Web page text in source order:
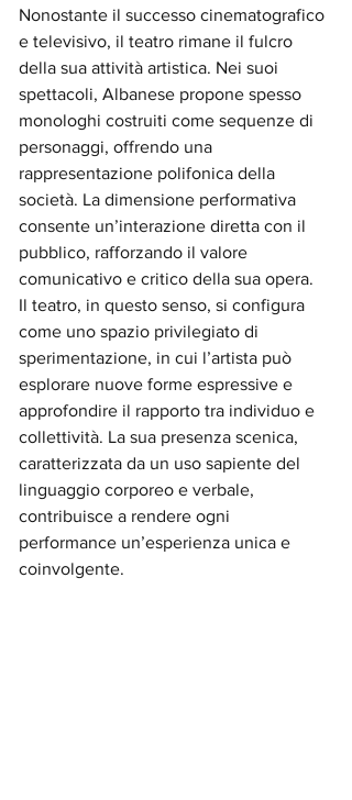
Nonostante il successo cinematografico
e televisivo, il teatro rimane il fulcro
della sua attività artistica. Nei suoi
spettacoli, Albanese propone spesso
monologhi costruiti come sequenze di
personaggi, offrendo una
rappresentazione polifonica della
società. La dimensione performativa
consente un’interazione diretta con il
pubblico, rafforzando il valore
comunicativo e critico della sua opera.
Il teatro, in questo senso, si configura
come uno spazio privilegiato di
sperimentazione, in cui l’artista può
esplorare nuove forme espressive e
approfondire il rapporto tra individuo e
collettività. La sua presenza scenica,
caratterizzata da un uso sapiente del
linguaggio corporeo e verbale,
contribuisce a rendere ogni
performance un’esperienza unica e
coinvolgente.